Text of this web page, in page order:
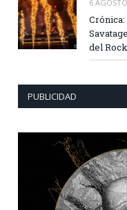
6
del
PUBLICIDAD